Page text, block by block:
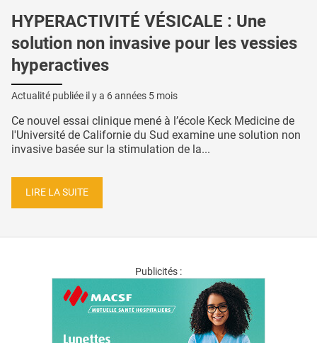
HYPERACTIVITÉ VÉSICALE : Une
solution non invasive pour les vessies
hyperactives
Actualité publiée il y a 6 années 5 mois
Ce nouvel essai clinique mené à l’école Keck Medicine de
l'Université de Californie du Sud examine une solution non
invasive basée sur la stimulation de la...
LIRE LA SUITE
Publicités :